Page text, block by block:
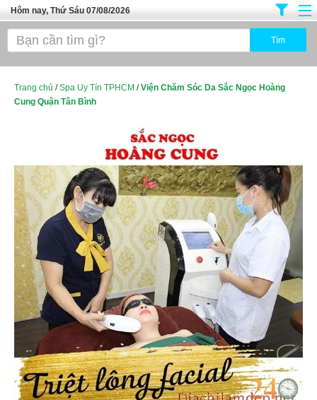
Hôm nay, Thứ Sáu 07/08/2026
Trang chủ
Tuyển Sinh Đào Tạo
Điện Tử Điện Máy
Làm Đẹp
Thời Trang
Việc Làm
Dịch Vụ
Hàng Tiêu Dùng
Xây Dựng
Tổng Hợp
Trang chủ /Spa Uy Tín TPHCM /Viện Chăm Sóc Da Sắc Ngọc Hoàng
Cung Quận Tân Bình